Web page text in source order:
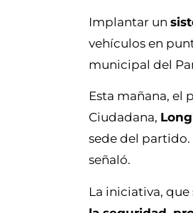
Implantar un
vehículos en
municipal del
Esta mañana, el
Ciudadana,
sede del
señaló.
La iniciativa,